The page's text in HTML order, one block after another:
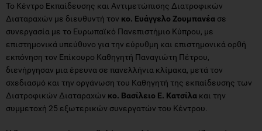
Το Κέντρο Εκπαίδευσης και Αντιμετώπισης Διατροφικών
Διαταραχών με διευθυντή τον κο. Ευάγγελο Ζουμπανέα σε
συνεργασία με το Ευρωπαϊκό Πανεπιστήμιο Κύπρου, με
επιστημονικά υπεύθυνο για την εύρυθμη και επιστημονικά ορθή
εκπόνηση τον Επίκουρο Καθηγητή Παναγιώτη Πέτρου,
διενήργησαν μια έρευνα σε πανελλήνια κλίμακα, μετά τον
σχεδιασμό και την οργάνωση του Καθηγητή της εκπαίδευσης των
Διατροφικών Διαταραχών κο. Βασίλειο Ε. Κατσίλα και την
συμμετοχή 25 εξωτερικών συνεργατών του Κέντρου.